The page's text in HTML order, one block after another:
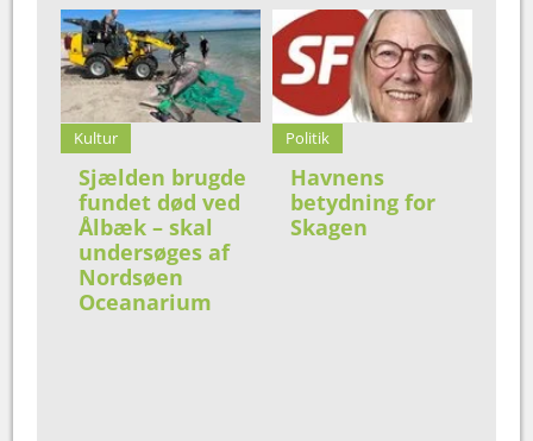
Kultur
Sjælden brugde
fundet død ved
Ålbæk – skal
undersøges af
Nordsøen
Oceanarium
Politik
Havnens
betydning for
Skagen